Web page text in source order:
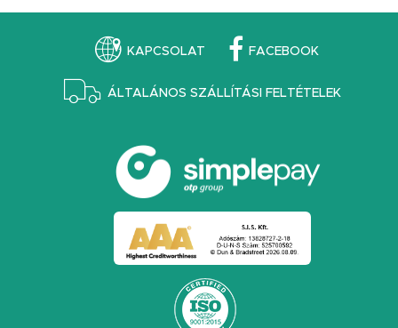
KAPCSOLAT FACEBOOK
ÁLTALÁNOS SZÁLLÍTÁSI FELTÉTELEK